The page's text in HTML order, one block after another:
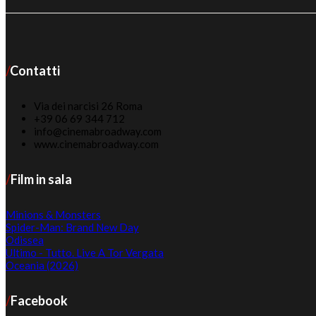
Contatti
Via dei narcisi 26 Roma
+39 06 69 344 712
info@cinemabroadway.com
www.cinemabroadway.com
Film in sala
Minions & Monsters
Spider-Man: Brand New Day
Odissea
Ultimo - Tutto. Live A Tor Vergata
Oceania (2026)
Facebook